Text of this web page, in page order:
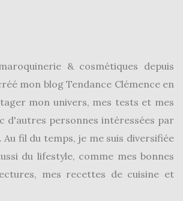
& cosmétiques depuis
mon blog Tendance Clémence en
mon univers, mes tests et mes
d'autres personnes intéressées par
Au fil du temps, je me suis diversifiée
du lifestyle, comme mes bonnes
mes recettes de cuisine et